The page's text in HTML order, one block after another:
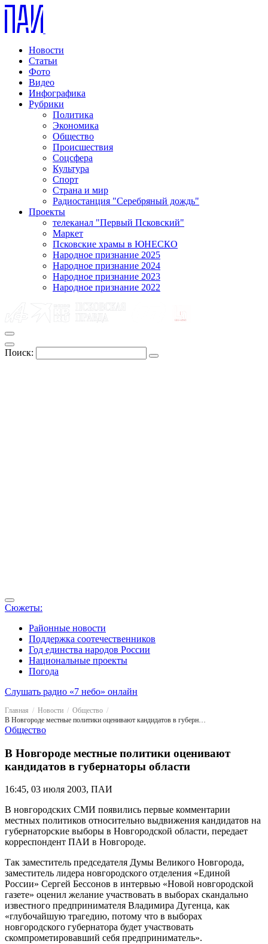
Новости
Статьи
Фото
Видео
Инфографика
Рубрики
Политика
Экономика
Общество
Происшествия
Соцсфера
Культура
Спорт
Страна и мир
Радиостанция "Серебряный дождь"
Проекты
телеканал "Первый Псковский"
Маркет
Псковские храмы в ЮНЕСКО
Народное признание 2025
Народное признание 2024
Народное признание 2023
Народное признание 2022
Поиск:
Сюжеты:
Районные новости
Поддержка соотечественников
Год единства народов России
Национальные проекты
Погода
Слушать радио «7 небо» онлайн
Главная Новости
Общество
В Новгороде местные политики оценивают кандидатов в губернаторы области
Общество
В Новгороде местные политики оценивают
кандидатов в губернаторы области
16:45, 03 июля 2003, ПАИ
В новгородских СМИ появились первые комментарии
местных политиков относительно выдвижения кандидатов на
губернаторские выборы в Новгородской области, передает
корреспондент ПАИ в Новгороде.
Так заместитель председателя Думы Великого Новгорода,
заместитель лидера новгородского отделения «Единой
России» Сергей Бессонов в интервью «Новой новгородской
газете» оценил желание участвовать в выборах скандально
известного предпринимателя Владимира Дугенца, как
«глубочайшую трагедию, потому что в выборах
новгородского губернатора будет участвовать
скомпрометировавший себя предприниматель».